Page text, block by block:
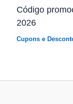
Código
2026
Cupons e